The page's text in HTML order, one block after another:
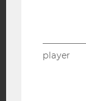
player